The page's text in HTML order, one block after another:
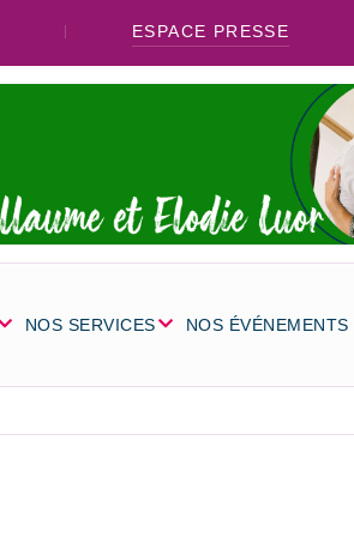
ESPACE PRESSE
NOS SERVICES NOS ÉVÉNEMENTS